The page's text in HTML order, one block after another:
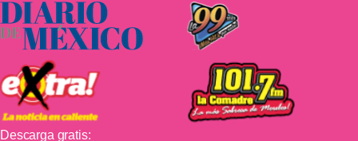
Descarga gratis: